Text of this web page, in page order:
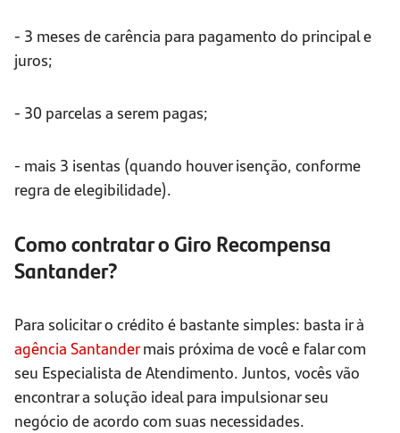
- 3 meses de carência para pagamento do principal e
juros;
- 30 parcelas a serem pagas;
- mais 3 isentas (quando houver isenção, conforme
regra de elegibilidade).
Como contratar o Giro Recompensa
Santander?
Para solicitar o crédito é bastante simples: basta ir à
agência Santandermais próxima de você e falar com
seu Especialista de Atendimento. Juntos, vocês vão
encontrar a solução ideal para impulsionar seu
negócio de acordo com suas necessidades.